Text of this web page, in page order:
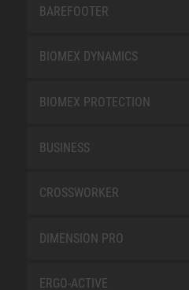
BAREFOOTER
BIOMEX DYNAMICS
BIOMEX PROTECTION
BUSINESS
CROSSWORKER
DIMENSION PRO
ERGO-ACTIVE